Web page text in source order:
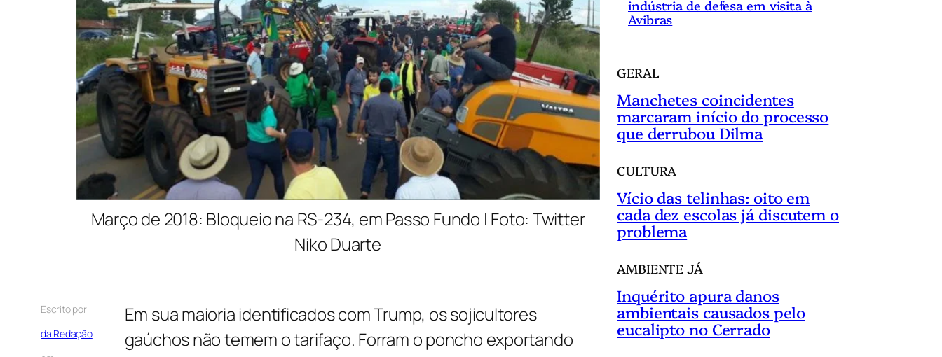
Março de 2018: Bloqueio na RS-234, em Passo Fundo | Foto: Twitter
Niko Duarte
Escrito por
da Redação
Em sua maioria identificados com Trump, os sojicultores
gaúchos não temem o tarifaço. Forram o poncho exportando
indústria de defesa em visita à
Avibras
GERAL
Manchetes coincidentes
marcaram início do processo
que derrubou Dilma
CULTURA
Vício das telinhas: oito em
cada dez escolas já discutem o
problema
AMBIENTE JÁ
Inquérito apura danos
ambientais causados pelo
eucalipto no Cerrado